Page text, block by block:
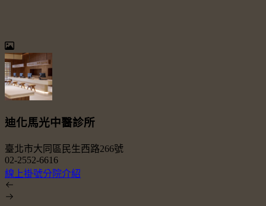
迪化馬光中醫診所
臺北市大同區民生西路266號
02-2552-6616
線上掛號分院介紹